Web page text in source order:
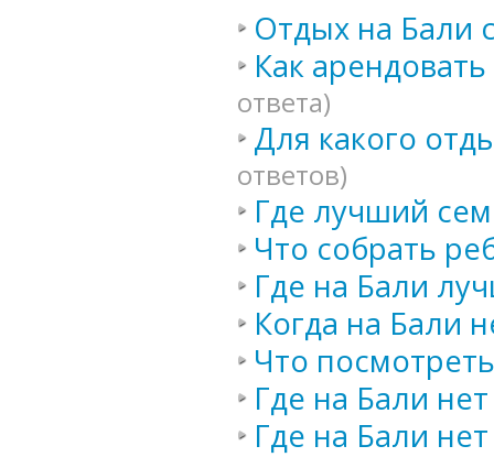
Отдых на Бали
Как
ответа)
Для какого
ответов)
Где лучший
Что собрать
Где на Бали
Когда на Бали
Что
Где на Бали
Где на Бали